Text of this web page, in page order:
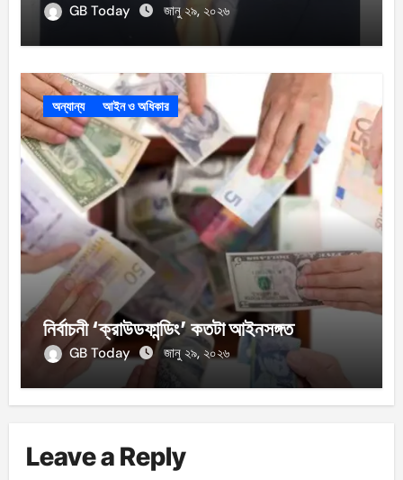
GB Today জানু ২৯, ২০২৬
অন্যান্য আইন ও অধিকার
নির্বাচনী ‘ক্রাউডফান্ডিং’ কতটা আইনসঙ্গত
GB Today জানু ২৯, ২০২৬
Leave a Reply